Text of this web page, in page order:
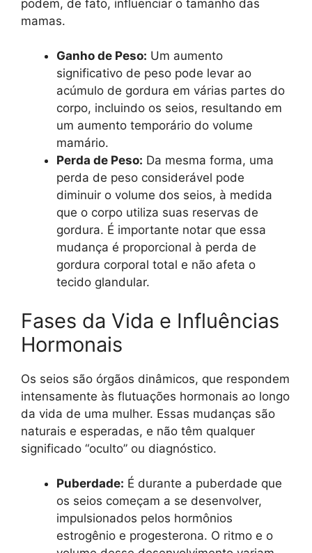
podem, de fato, influenciar o tamanho das
mamas.
Ganho de Peso: Um aumento
significativo de peso pode levar ao
acúmulo de gordura em várias partes do
corpo, incluindo os seios, resultando em
um aumento temporário do volume
mamário.
Perda de Peso: Da mesma forma, uma
perda de peso considerável pode
diminuir o volume dos seios, à medida
que o corpo utiliza suas reservas de
gordura. É importante notar que essa
mudança é proporcional à perda de
gordura corporal total e não afeta o
tecido glandular.
Fases da Vida e Influências
Hormonais
Os seios são órgãos dinâmicos, que respondem
intensamente às flutuações hormonais ao longo
da vida de uma mulher. Essas mudanças são
naturais e esperadas, e não têm qualquer
significado “oculto” ou diagnóstico.
Puberdade: É durante a puberdade que
os seios começam a se desenvolver,
impulsionados pelos hormônios
estrogênio e progesterona. O ritmo e o